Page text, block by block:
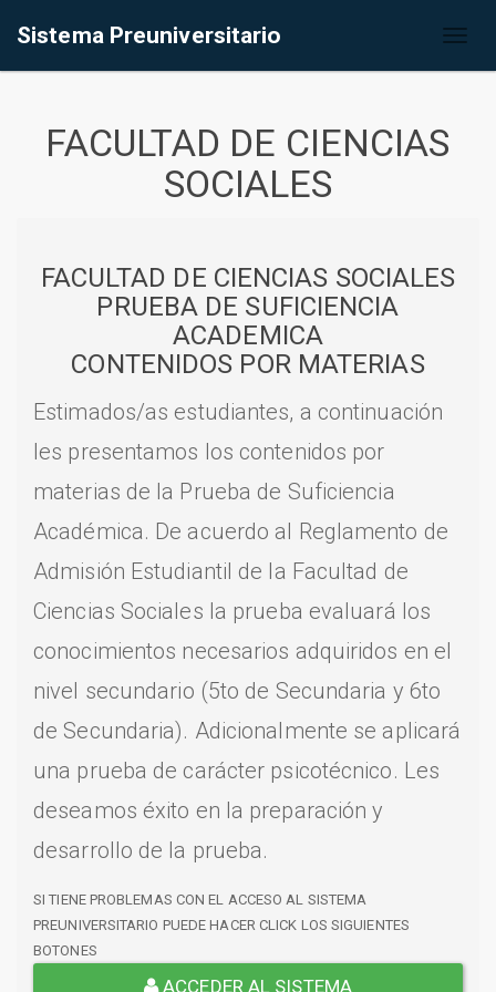
Sistema Preuniversitario
FACULTAD DE CIENCIAS
SOCIALES
FACULTAD DE CIENCIAS SOCIALES
PRUEBA DE SUFICIENCIA
ACADEMICA
CONTENIDOS POR MATERIAS
Estimados/as estudiantes, a continuación
les presentamos los contenidos por
materias de la Prueba de Suficiencia
Académica. De acuerdo al Reglamento de
Admisión Estudiantil de la Facultad de
Ciencias Sociales la prueba evaluará los
conocimientos necesarios adquiridos en el
nivel secundario (5to de Secundaria y 6to
de Secundaria). Adicionalmente se aplicará
una prueba de carácter psicotécnico. Les
deseamos éxito en la preparación y
desarrollo de la prueba.
SI TIENE PROBLEMAS CON EL ACCESO AL SISTEMA
PREUNIVERSITARIO PUEDE HACER CLICK LOS SIGUIENTES
BOTONES
ACCEDER AL SISTEMA